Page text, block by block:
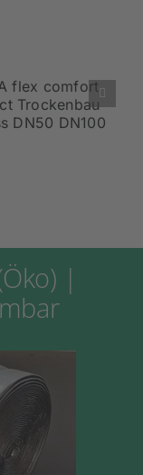
flex comfort
Trockenbau
Abflussrohr
DN50
|